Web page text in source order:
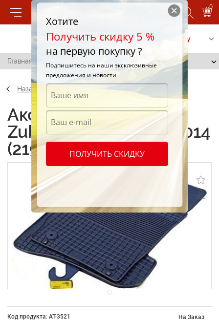
0
Позвонить Заказать услугу
Главная / Gumarny Zubri Skoda Fabia III 2014 (219304)
Назад
Аксессуары Gumarny
Zubri Skoda Fabia III 2014
(219304)
Код продукта: AT-3521 На Заказ
Хотите
Получить скидку 5 %
на первую покупку ?
Подпишитесь на наши эксклюзивные
предложения и новости
ПОЛУЧИТЬ СКИДКУ